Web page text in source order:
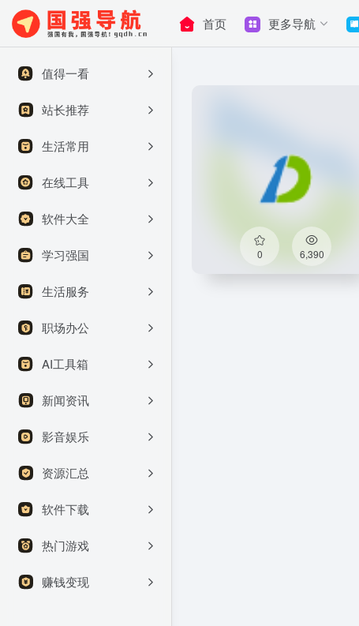
首页 更多导航
值得一看
站长推荐
生活常用
在线工具
软件大全
学习强国
生活服务
职场办公
AI工具箱
新闻资讯
影音娱乐
资源汇总
软件下载
热门游戏
赚钱变现
0 6,390